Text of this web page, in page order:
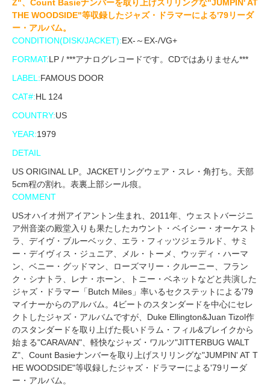
Z"、Count Basieナンバーを取り上げスリリングな"JUMPIN' AT
THE WOODSIDE"等収録したジャズ・ドラマーによる'79リーダ
ー・アルバム。
CONDITION(DISK/JACKET):EX-～EX-/VG+
FORMAT:LP / ***アナログレコードです。CDではありません***
LABEL:FAMOUS DOOR
CAT#:HL 124
COUNTRY:US
YEAR:1979
DETAIL
US ORIGINAL LP。JACKETリングウェア・スレ・角打ち。天部
5cm程の割れ。表裏上部シール痕。
COMMENT
USオハイオ州アイアントン生まれ、2011年、ウェストバージニ
ア州音楽の殿堂入りも果たしたカウント・ベイシー・オーケスト
ラ、デイヴ・ブルーベック、エラ・フィッツジェラルド、サミ
ー・デイヴィス・ジュニア、メル・トーメ、ウッディ・ハーマ
ン、ベニー・グッドマン、ローズマリー・クルーニー、フラン
ク・シナトラ、レナ・ホーン、トニー・ベネットなどと共演した
ジャズ・ドラマー「Butch Miles」率いるセクステットによる'79
マイナーからのアルバム。4ビートのスタンダードを中心にセレ
クトしたジャズ・アルバムですが、Duke Ellington&Juan Tizol作
のスタンダードを取り上げた長いドラム・フィル&ブレイクから
始まる"CARAVAN"、軽快なジャズ・ワルツ"JITTERBUG WALT
Z"、Count Basieナンバーを取り上げスリリングな"JUMPIN' AT T
HE WOODSIDE"等収録したジャズ・ドラマーによる'79リーダ
ー・アルバム。